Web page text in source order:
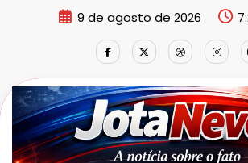
9 de agosto de 2026